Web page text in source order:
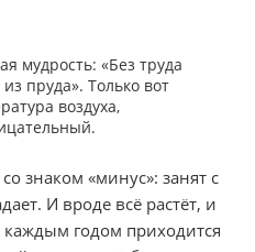
мудрость: «Без труда
пруда». Только вот
воздуха,
знаком «минус»: занят с
И вроде всё растёт, и
годом приходится